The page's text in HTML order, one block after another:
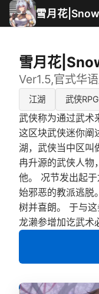
雪月花
雪月花
Ver1.5,官式华
江湖 武侠RPG
武侠称为通过武术
这区块武侠迷你阐
湖，武侠当中区叫
冉升源的武侠人物
他。 况节发出起
始邪恶的教派逃脱
树并喜朗。 于与这
龙濑参增加讫武术